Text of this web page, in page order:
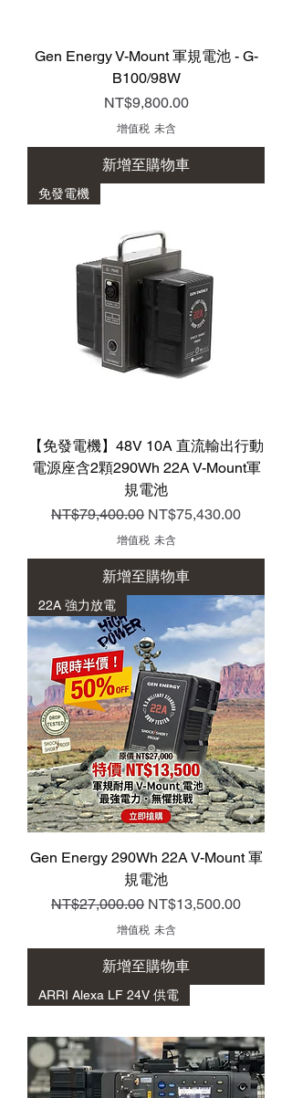
Gen Energy V-Mount 軍規電池 - G-
B100/98W
價格
NT$9,800.00
增值税 未含
新增至購物車
免發電機
【免發電機】48V 10A 直流輸出行動
電源座含2顆290Wh 22A V-Mount軍
規電池
一般價格
NT$79,400.00 促銷價格
NT$75,430.00
增值税 未含
新增至購物車
22A 強力放電
Gen Energy 290Wh 22A V-Mount 軍
規電池
一般價格
NT$27,000.00 促銷價格
NT$13,500.00
增值税 未含
新增至購物車
ARRI Alexa LF 24V 供電